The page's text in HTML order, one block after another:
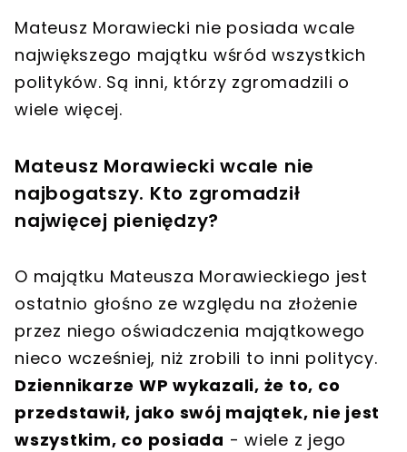
Mateusz Morawiecki nie posiada wcale
największego majątku wśród wszystkich
polityków. Są inni, którzy zgromadzili o
wiele więcej.
Mateusz Morawiecki wcale nie
najbogatszy. Kto zgromadził
najwięcej pieniędzy?
O majątku Mateusza Morawieckiego jest
ostatnio głośno ze względu na złożenie
przez niego oświadczenia majątkowego
nieco wcześniej, niż zrobili to inni politycy.
Dziennikarze WP wykazali, że to, co
przedstawił, jako swój majątek, nie jest
wszystkim, co posiada - wiele z jego